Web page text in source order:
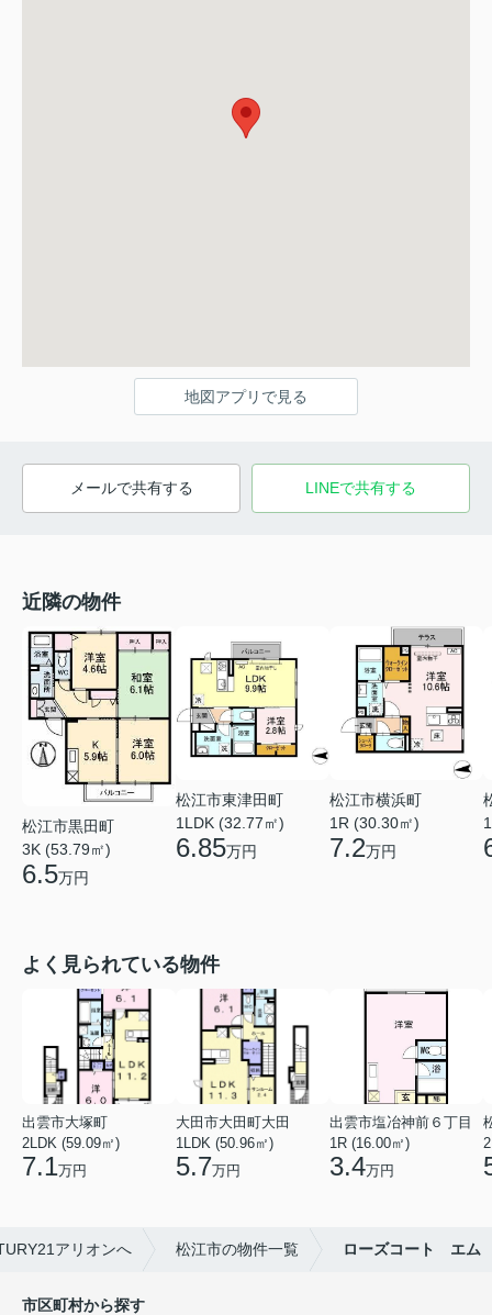
地図アプリで見る
メールで共有する LINEで共有する
近隣の物件
松江市黒田町
3K (53.79㎡)
6.5万円
松江市東津田町
1LDK (32.77㎡)
6.85万円
松江市横浜町
1R (30.30㎡)
7.2万円
よく見られている物件
出雲市大塚町
2LDK (59.09㎡)
7.1万円
大田市大田町大田
1LDK (50.96㎡)
5.7万円
出雲市塩冶神前６丁目
1R (16.00㎡)
3.4万円
アリオンへ 松江市の物件一覧 ローズコート エム
市区町村から探す